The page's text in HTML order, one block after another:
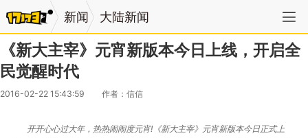
新闻 大陆新闻
《新大主宰》元宵新版本今日上线，开启全
民觉醒时代
2016-02-22 15:43:59 作者：信信
开开心心过大年，热热闹闹度元宵!《新大主宰》元宵新版本今日正式上